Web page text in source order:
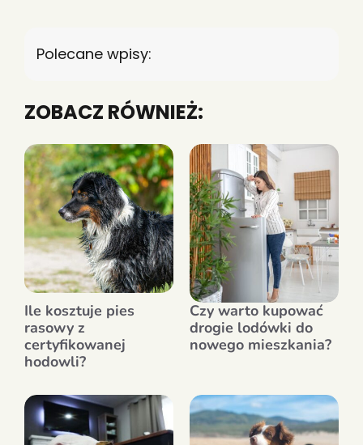
Polecane wpisy:
ZOBACZ RÓWNIEŻ:
Ile kosztuje pies
rasowy z
certyfikowanej
hodowli?
Czy warto kupować
drogie lodówki do
nowego mieszkania?